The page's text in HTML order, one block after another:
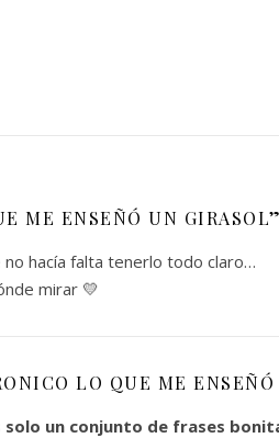
ME ENSEÑÓ UN
no hacía falta tenerlo todo claro…
mirar 💛
LO QUE ME
solo un conjunto de frases